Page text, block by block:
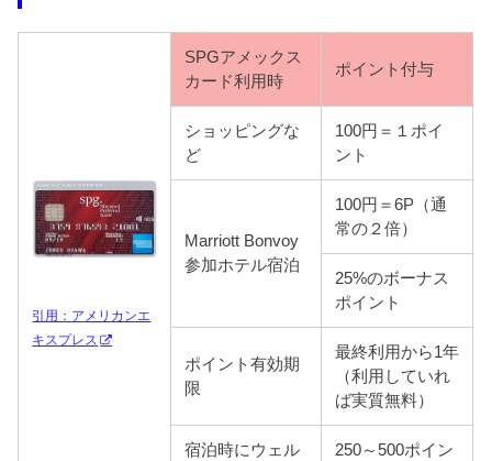
引用：アメリカンエ
キスプレス
SPGアメックス
カード利用時
ポイント付与
ショッピングな
ど
100円＝１ポイ
ント
Marriott Bonvoy
参加ホテル宿泊
100円＝6P（通
常の２倍）
25%のボーナス
ポイント
ポイント有効期
限
最終利用から1年
（利用していれ
ば実質無料）
宿泊時にウェル
250～500ポイン